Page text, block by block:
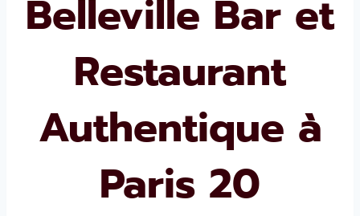
Belleville Bar et
Restaurant
Authentique à
Paris 20